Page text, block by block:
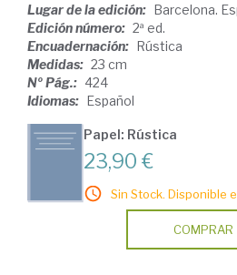
Lugar de la edición: Barcelona.
Edición número: 2ª ed.
Encuadernación: Rústica
Medidas: 23 cm
Nº Pág.: 424
Idiomas: Español
Papel: Rústica
23,90 €
Sin Stock. Disponible
COMPRAR